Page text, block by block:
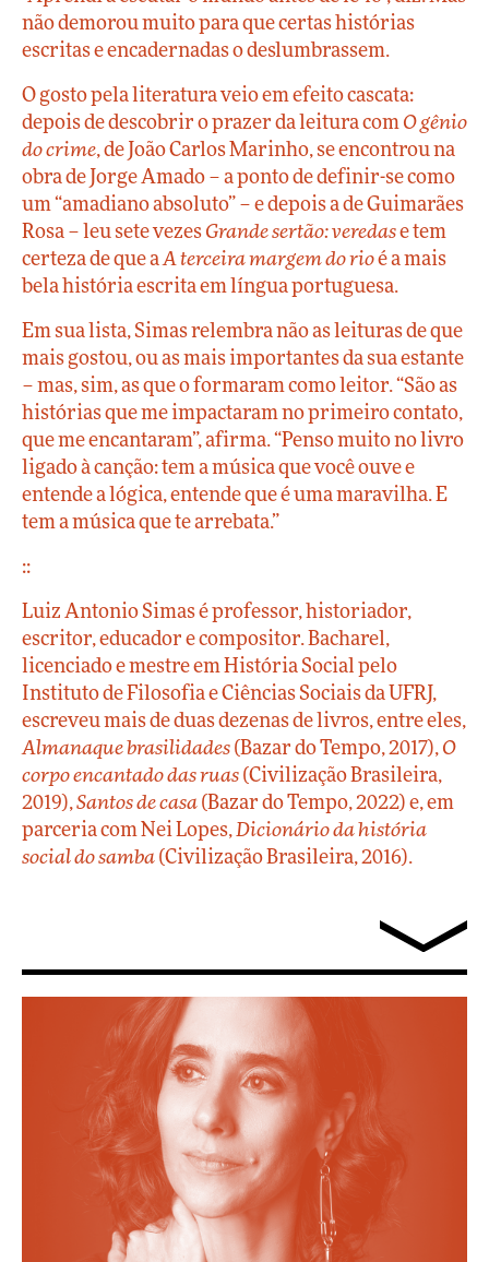
não demorou muito para que certas histórias
escritas e encadernadas o deslumbrassem.
O gosto pela literatura veio em efeito cascata:
depois de descobrir o prazer da leitura com O gênio
do crime, de João Carlos Marinho, se encontrou na
obra de Jorge Amado – a ponto de definir-se como
um “amadiano absoluto” – e depois a de Guimarães
Rosa – leu sete vezes Grande sertão: veredase tem
certeza de que aA terceira margem do rioé a mais
bela história escrita em língua portuguesa.
Em sua lista, Simas relembra não as leituras de que
mais gostou, ou as mais importantes da sua estante
– mas, sim, as que o formaram como leitor. “São as
histórias que me impactaram no primeiro contato,
que me encantaram”, afirma. “Penso muito no livro
ligado à canção: tem a música que você ouve e
entende a lógica, entende que é uma maravilha. E
tem a música que te arrebata.”
::
Luiz Antonio Simas é professor, historiador,
escritor, educador e compositor. Bacharel,
licenciado e mestre em História Social pelo
Instituto de Filosofia e Ciências Sociais da UFRJ,
escreveu mais de duas dezenas de livros, entre eles,
Almanaque brasilidades (Bazar do Tempo, 2017), O
corpo encantado das ruas (Civilização Brasileira,
2019),Santos de casa (Bazar do Tempo, 2022) e, em
parceria com Nei Lopes,Dicionário da história
social do samba (Civilização Brasileira, 2016).